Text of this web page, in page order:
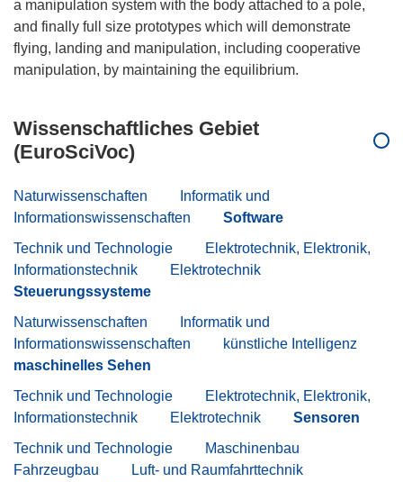
a manipulation system with the body attached to a pole,
and finally full size prototypes which will demonstrate
flying, landing and manipulation, including cooperative
Wissenschaftliches Gebiet
(EuroSciVoc)
Naturwissenschaften
Informatik und
Informationswissenschaften
Software
Technik und Technologie
Elektrotechnik, Elektronik,
Informationstechnik
Elektrotechnik
Steuerungssysteme
Naturwissenschaften
Informatik und
Informationswissenschaften
künstliche Intelligenz
maschinelles Sehen
Technik und Technologie
Elektrotechnik, Elektronik,
Informationstechnik
Elektrotechnik
Sensoren
Technik und Technologie
Maschinenbau
Fahrzeugbau
Luft- und Raumfahrttechnik